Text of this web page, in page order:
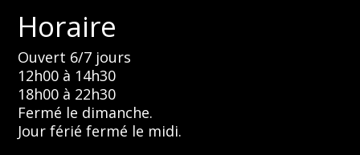
Horaire
Ouvert 6/7 jours
12h00 à 14h30
18h00 à 22h30
Fermé le dimanche.
Jour férié fermé le midi.